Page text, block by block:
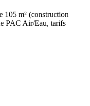
105 m² (construction
PAC Air/Eau, tarifs